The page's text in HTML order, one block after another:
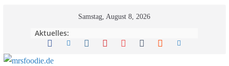
Samstag, August 8, 2026
Aktuelles: